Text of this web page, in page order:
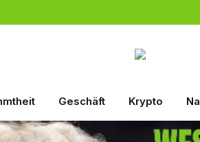
Geschäft Krypto